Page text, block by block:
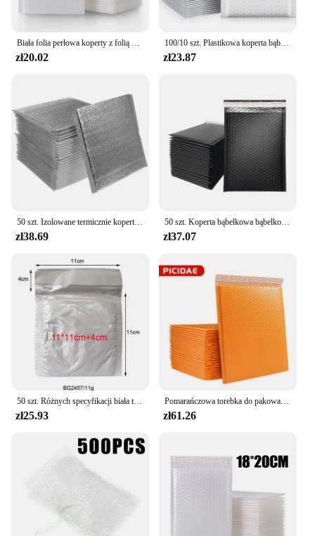
Biała folia perłowa koperty z folią bąbelkową samoprzylepna wyścielone pianką koperta Storager opakowania wysyłkowe torebka wysyłkowa opakowanie paczka worek
zł20.02
100/10 szt. Plastikowa koperta bąbelkowa torba wodoodporna pianka samoprzylepna samoprzylepna torba do pakowania Mailers wysyłka koperta do przechowywania organizator
zł23.87
50 szt. Izolowane termicznie koperty bąbelkowe Koperty bąbelkowe Samozamykające się torby wysyłkowe do delikatnego pakowania pocztowego (20x20CM
zł38.69
50 szt. Koperta bąbelkowa bąbelkowa wyściełana koperty na przesyłki Mailer Poly do pakowania samoprzylepna torba na zakupy bąbelkowa koperty na przesyłki
zł37.07
50 szt. Różnych specyfikacji biała torba z pianki kopertowej folia piankowa opakowanie biurowe koperta odporna na wilgoć torba wibracyjna
zł25.93
Pomarańczowa torebka do pakowania bąbelkowego odporna na wytłaczanie wodoodporna torba kopertowa biznesowa dostarcza biżuterię na prezent ekspresowy pakiet transportowy
zł61.26